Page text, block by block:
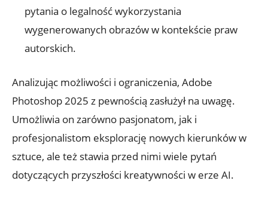
pytania o legalność wykorzystania
wygenerowanych obrazów w kontekście praw
autorskich.
Analizując możliwości i ograniczenia, Adobe
Photoshop 2025 z pewnością zasłużył na uwagę.
Umożliwia on zarówno pasjonatom, jak i
profesjonalistom eksplorację nowych kierunków w
sztuce, ale też stawia przed nimi wiele pytań
dotyczących przyszłości kreatywności w erze AI.